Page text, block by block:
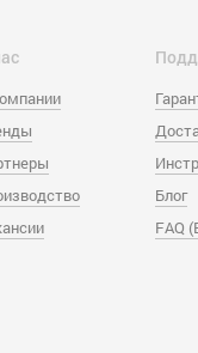
Блог
FAQ